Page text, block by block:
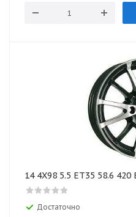
14 4X98 5.5 ET35 58.6 420
Достаточно